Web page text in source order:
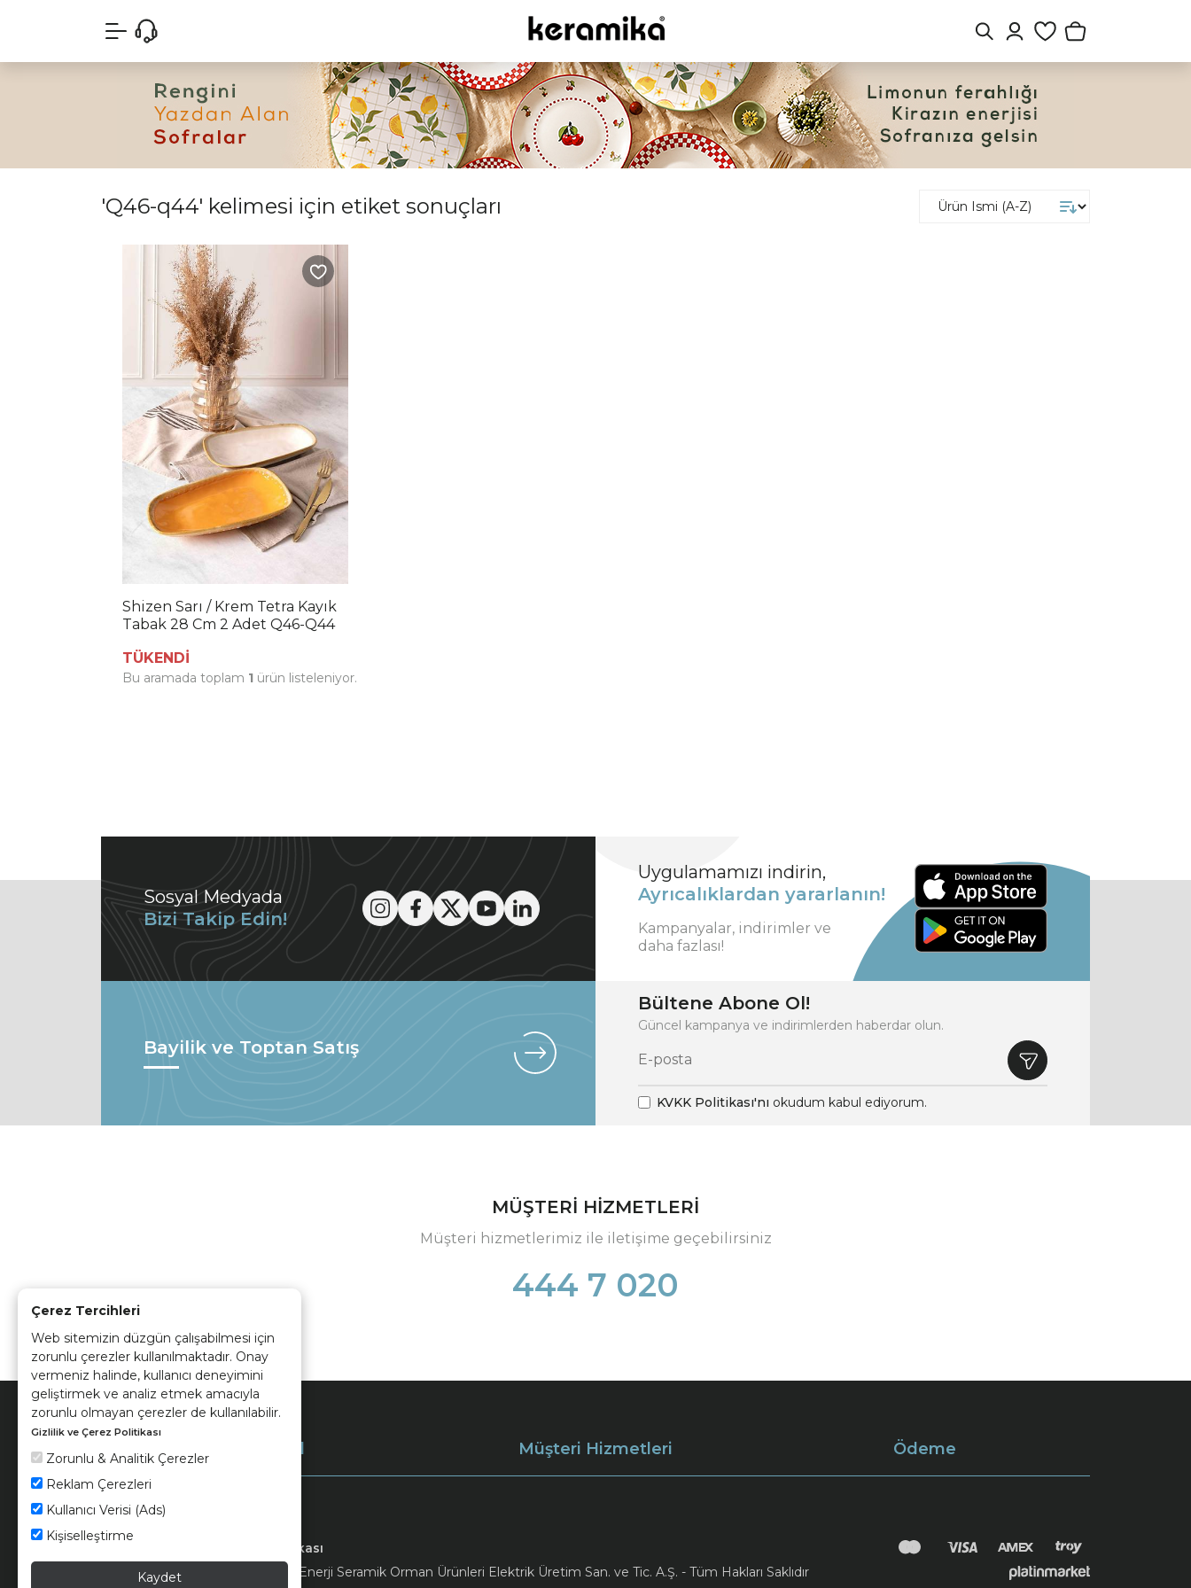
Çerez Tercihleri
Web sitemizin düzgün çalışabilmesi için
zorunlu çerezler kullanılmaktadır. Onay
vermeniz halinde, kullanıcı deneyimini
geliştirmek ve analiz etmek amacıyla
zorunlu olmayan çerezler de kullanılabilir.
Gizlilik ve Çerez Politikası
Zorunlu & Analitik Çerezler
Reklam Çerezleri
Kullanıcı Verisi (Ads)
Kişiselleştirme
Kaydet
'Q46-q44' kelimesi için etiket sonuçları
Shizen Sarı / Krem Tetra Kayık
Tabak 28 Cm 2 Adet Q46-Q44
TÜKENDİ
Bu aramada toplam 1 ürün listeleniyor.
Sosyal Medyada
Bizi Takip Edin!
Uygulamamızı indirin,
Ayrıcalıklardan yararlanın!
Kampanyalar, indirimler ve
daha fazlası!
Bayilik ve Toptan Satış
Bültene Abone Ol!
Güncel kampanya ve indirimlerden haberdar olun.
KVKK Politikası'nı okudum kabul ediyorum.
MÜŞTERİ HİZMETLERİ
Müşteri hizmetlerimiz ile iletişime geçebilirsiniz
444 7 020
Müşteri Hizmetleri Ödeme
Kvkk ve Çerez Politikası
© 2026 Ünsa Madencilik Turizm Enerji Seramik Orman Ürünleri Elektrik Üretim San. ve Tic. A.Ş. - Tüm Hakları Saklıdır